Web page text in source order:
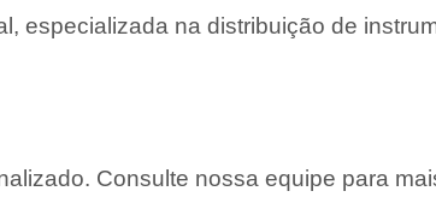
especializada na distribuição de
Consulte nossa equipe para